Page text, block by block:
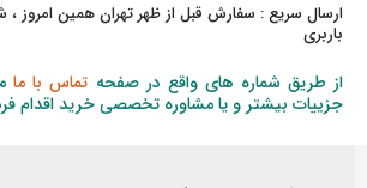
ارسال سریع :سفارش قبل از ظهرتهران همین امروز ،
باربری
از طریق شماره های واقع در صفحهتماس با ما
جزییات بیشتر و یا مشاوره تخصصی خرید اقدام